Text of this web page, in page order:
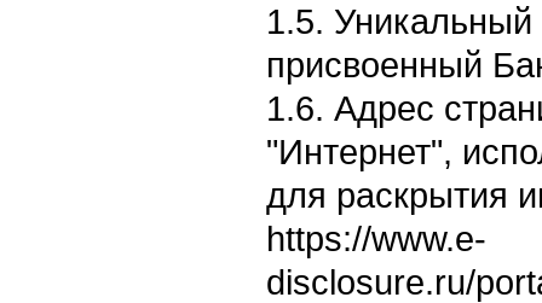
1.5. Уникальный
присвоенный
1.6. Адрес
"Интернет",
для раскрытия
https://www.e-
disclosure.ru/